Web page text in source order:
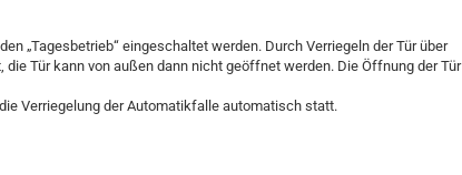
„Tagesbetrieb“ eingeschaltet werden. Durch Verriegeln der Tür über
Tür kann von außen dann nicht geöffnet werden. Die Öffnung der Tür
Verriegelung der Automatikfalle automatisch statt.